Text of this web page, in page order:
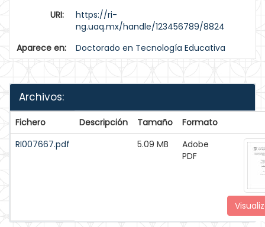
URI:
https://ri-
ng.uaq.mx/handle/123456789/8824
Aparece en:
Doctorado en Tecnología Educativa
Archivos:
Fichero Descripción Tamaño
Formato
RI007667.pdf
5.09 MB
Adobe
PDF